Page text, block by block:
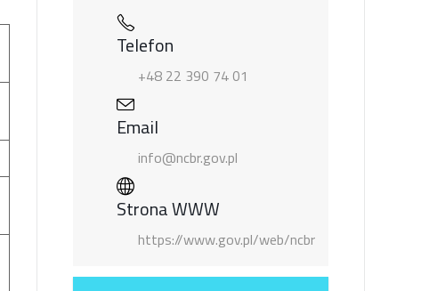
Telefon
+48 22 390 74 01
Email
info@ncbr.gov.pl
Strona WWW
https://www.gov.pl/web/ncbr